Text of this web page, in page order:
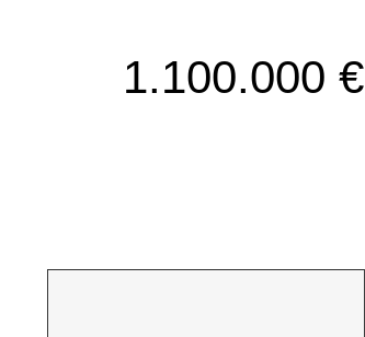
1.100.000 €